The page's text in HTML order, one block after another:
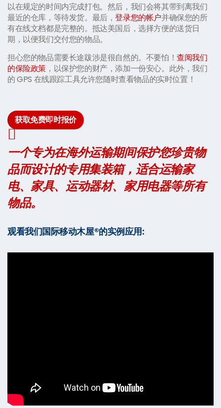
以在规定的时间内完成打包。然后，我们会将其带到离我们
最近的仓库，等待发货。最后，登录您的帐户并确保您的所
有在线文档都是完整的。抵达美国后，选择方便的送货日
期，以便我们交付您的物品。
担心您的物品需要长途跋涉是很自然的。不要怕！查阅我们
的保险政策 ，以保护您的财产，添加一份安心。此外，我们
的 GPS 在线跟踪工具允许您随时查看物品的实时位置！
获取免费即时报价
一个专为在海外运输期间保护您珍贵物
品而设计的专用集装箱，适合运输家
电、家具、运动器材、家用电器等所有
物品。
观看我们国际移动木屋®的实例应用: